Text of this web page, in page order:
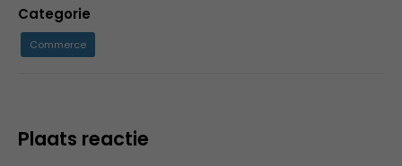
Categorie
Commerce
Plaats reactie